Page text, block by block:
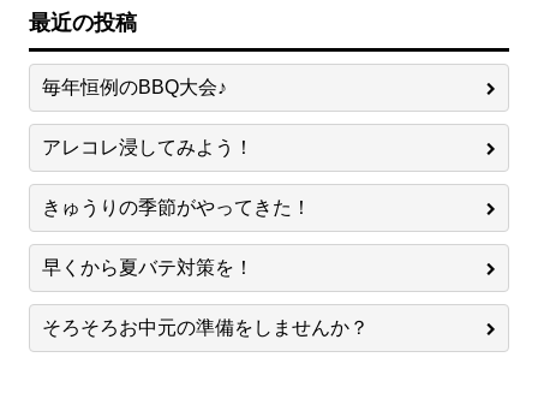
最近の投稿
毎年恒例のBBQ大会♪
アレコレ浸してみよう！
きゅうりの季節がやってきた！
早くから夏バテ対策を！
そろそろお中元の準備をしませんか？